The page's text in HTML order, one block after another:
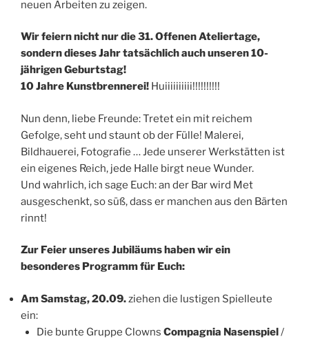
neuen Arbeiten zu zeigen.
Wir feiern nicht nur die 31. Offenen Ateliertage,
sondern dieses Jahr tatsächlich auch unseren 10-
jährigen Geburtstag!
10 Jahre Kunstbrennerei! Huiiiiiiiiii!!!!!!!!!!
Nun denn, liebe Freunde: Tretet ein mit reichem
Gefolge, seht und staunt ob der Fülle! Malerei,
Bildhauerei, Fotografie … Jede unserer Werkstätten ist
ein eigenes Reich, jede Halle birgt neue Wunder.
Und wahrlich, ich sage Euch: an der Bar wird Met
ausgeschenkt, so süß, dass er manchen aus den Bärten
rinnt!
Zur Feier unseres Jubiläums haben wir ein
besonderes Programm für Euch:
Am Samstag, 20.09.ziehen die lustigen Spielleute
ein:
Die bunte Gruppe Clowns Compagnia Nasenspiel/